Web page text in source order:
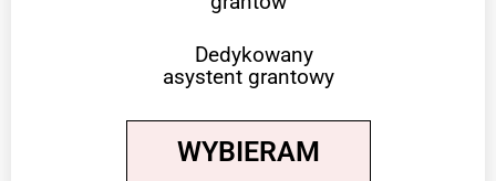
Dedykowany
asystent grantowy
WYBIERAM